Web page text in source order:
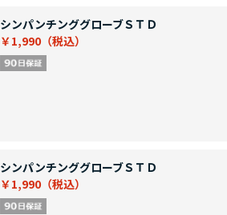
シンパンチンググローブＳＴＤ
￥1,990
シンパンチンググローブＳＴＤ
￥1,990